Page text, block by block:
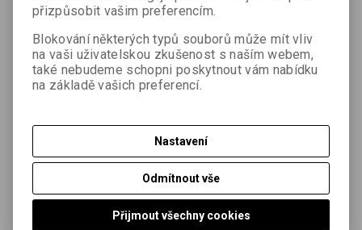
Podrobný popis
Parametry
Dotaz na výrobek
přizpůsobit vašim preferencím.
Blokování některých typů souborů může mít vliv
na vaši uživatelskou zkušenost s naším webem,
také nebudeme schopni poskytnout vám nabídku
na základě vašich preferencí.
Nastavení
Odmítnout vše
Přijmout všechny cookies